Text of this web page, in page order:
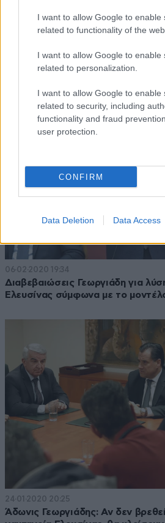
I want to allow Google to enable
related to functionality of the
I want to allow Google to enable
related to personalization.
I want to allow Google to enable
related to security, including
functionality and fraud
user protection.
CONFIRM
Data Deletion Data Access
Διαμαρτυρία εργαζομένων στα
έξω από τη Βουλή – Κλειστή η
06·02·2020 19:34
Διαβεβαιώσεις Γεωργιάδη για
Ελευσίνας σύμφωνα με το
24·01·2020 20:25
Άδωνις Γεωργιάδης: Αν δεν